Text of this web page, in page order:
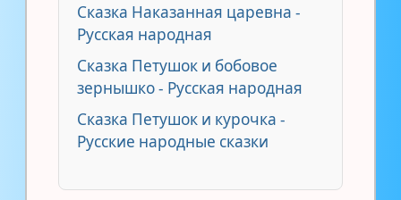
Сказка Наказанная царевна -
Русская народная
Сказка Петушок и бобовое
зернышко - Русская народная
Сказка Петушок и курочка -
Русские народные сказки